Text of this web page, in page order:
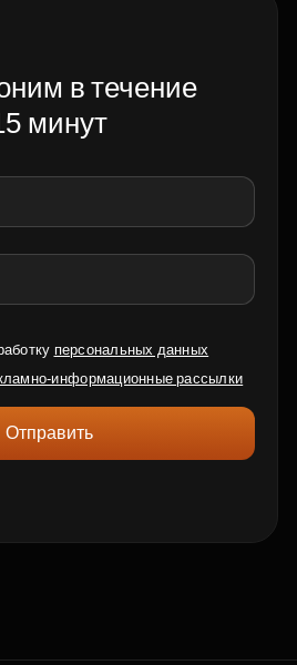
в течение
минут
персональных данных
информационные рассылки
Отправить